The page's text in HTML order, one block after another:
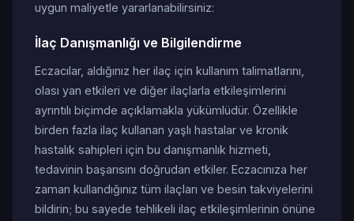
uygun maliyetle yararlanabilirsiniz:
İlaç Danışmanlığı ve Bilgilendirme
Eczacılar, aldığınız her ilaç için kullanım talimatlarını,
olası yan etkileri ve diğer ilaçlarla etkileşimlerini
ayrıntılı biçimde açıklamakla yükümlüdür. Özellikle
birden fazla ilaç kullanan yaşlı hastalar ve kronik
hastalık sahipleri için bu danışmanlık hizmeti,
tedavinin başarısını doğrudan etkiler. Eczacınıza her
zaman kullandığınız tüm ilaçları ve besin takviyelerini
bildirin; bu sayede tehlikeli ilaç etkileşimlerinin önüne